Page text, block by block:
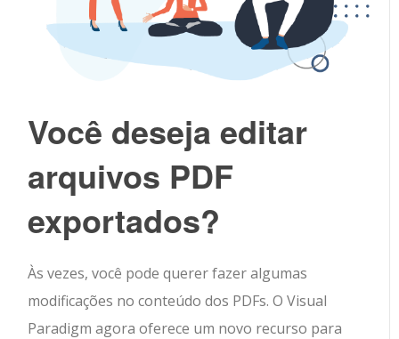
Você deseja editar
arquivos PDF
exportados?
Às vezes, você pode querer fazer algumas
modificações no conteúdo dos PDFs. O Visual
Paradigm agora oferece um novo recurso para